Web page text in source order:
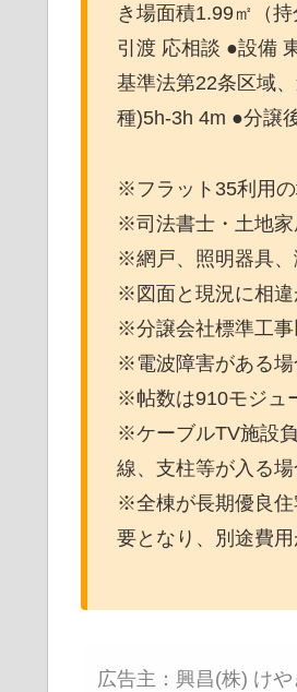
き場面積1.99㎡（
引渡 応相談 ●設備
基準法第22条区域
種)5h-3h 4m ●分譲
※フラット35利用の
※司法書士・土地家
※網戸、照明器具、
※図面と現況に相違
※分譲会社標準工事
※電波障害がある場
※帖数は910モジュ
※ケーブルTV施設
線、支柱等が入る
※全棟が長期優良住
要となり、別途費
広告主：興昌(株) け